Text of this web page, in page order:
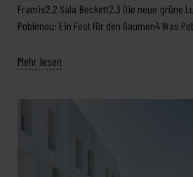
Framis2.2 Sala Beckett2.3 Die neue grüne
Poblenou: Ein Fest für den Gaumen4 Was
Mehr lesen